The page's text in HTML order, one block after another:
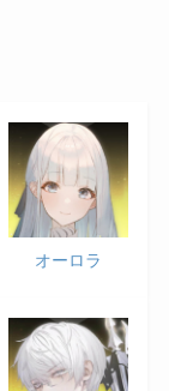
オーロラ